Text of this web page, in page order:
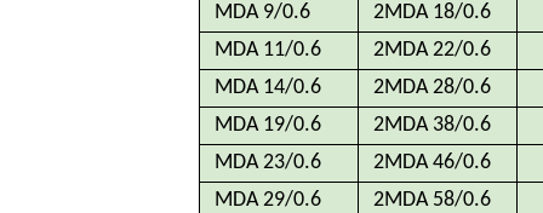
MDA 9/0.6
2MDA 18/0.6
MDA 11/0.6
2MDA 22/0.6
MDA 14/0.6
2MDA 28/0.6
MDA 19/0.6
2MDA 38/0.6
MDA 23/0.6
2MDA 46/0.6
MDA 29/0.6
2MDA 58/0.6